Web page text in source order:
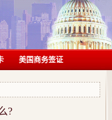
美国商务签证
?